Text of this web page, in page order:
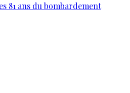
81 ans du bombardement